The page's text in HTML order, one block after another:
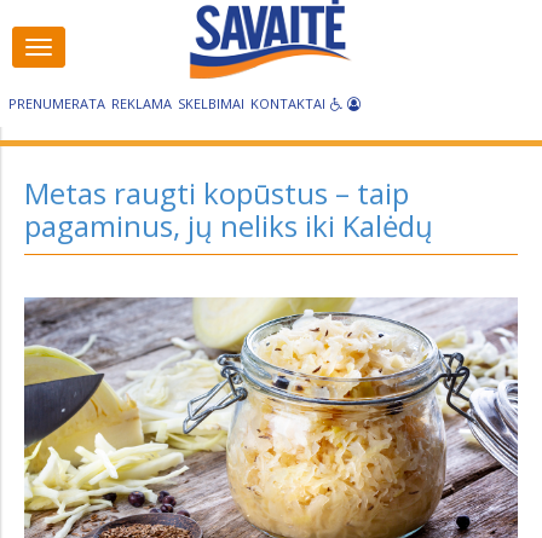
PRENUMERATA REKLAMA SKELBIMAI KONTAKTAI
Visos
kategorijos
Metas raugti kopūstus – taip
pagaminus, jų neliks iki Kalėdų
Visos
kategorijos